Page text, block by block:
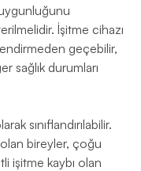
İşitme cihazı
geçebilir,
sağlık durumları
sınıflandırılabilir.
bireyler, çoğu
işitme kaybı olan